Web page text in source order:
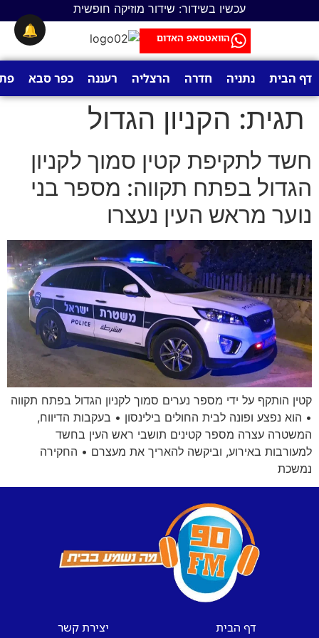
עכשיו בשידור: שידור מוזיקה חופשית
הוואטסאפ האדום
דף הבית נתניה חדרה הרצליה רעננה כפר סבא
תגית: הקניון הגדול
חשד לתקיפת קטין סמוך לקניון
הגדול בפתח תקווה: מספר בני
נוער מראש העין נעצרו
קטין הותקף על ידי מספר נערים סמוך לקניון הגדול בפתח תקווה
• הוא נפצע ופונה לבית החולים בילינסון • בעקבות הדיווח,
המשטרה עצרה מספר קטינים תושבי ראש העין בחשד
למעורבות באירוע, וביקשה להאריך את מעצרם • החקירה
נמשכת
דף הבית
יצירת קשר
🔔